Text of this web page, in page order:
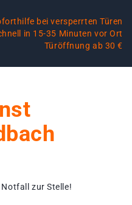
bei versperrten Türen
in 15-35 Minuten vor Ort
Türöffnung ab 30 €
zur Stelle!